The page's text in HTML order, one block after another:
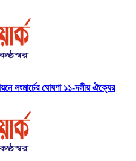
লংমার্চের ঘোষণা ১১-দলীয় ঐক্যের